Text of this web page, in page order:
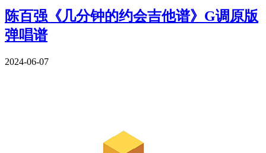
陈百强《几分钟的约会吉他谱》G调原版
弹唱谱
2024-06-07